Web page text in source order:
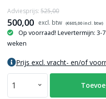
500,00 (€605,00incl. btw)
Adviesprijs: 525,00
Op voorraad! Levertermijn: 3-
weken
Prijs excl. vracht- en/of